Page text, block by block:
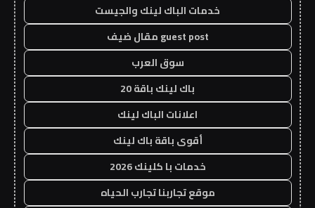
خدمات الباك لينك والجيست
guest post مقال ضيف
سوق العرب
باك لينك باقة 20
اعلانات الباك لينك
أقوى باقة باك لينك
خدمات با كلينك 2026
موقع تجاربنا تجارب الحياه